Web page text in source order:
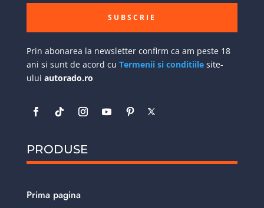
SUBSCRIE
Prin abonarea la newsletter confirm ca am peste 18
ani si sunt de acord cu Termenii si conditiilesite-
ului autorado.ro
PRODUSE
Prima pagina